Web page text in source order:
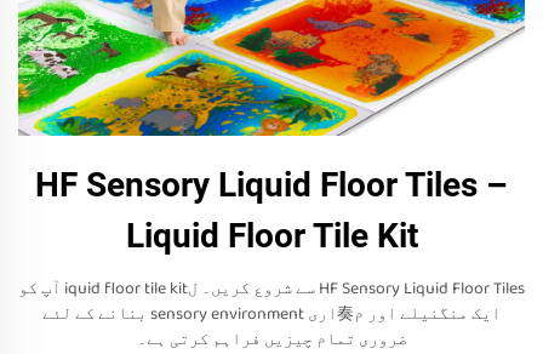
HF Sensory Liquid Floor Tiles –
Liquid Floor Tile Kit
HF Sensory Liquid Floor Tiles سے شروع کریں۔ لiquid floor tile kit آپ کو
ایک منگنیلے اور م奏اری sensory environment بنانے کے لئے
ضروری تمام چیزیں فراہم کرتی ہے۔